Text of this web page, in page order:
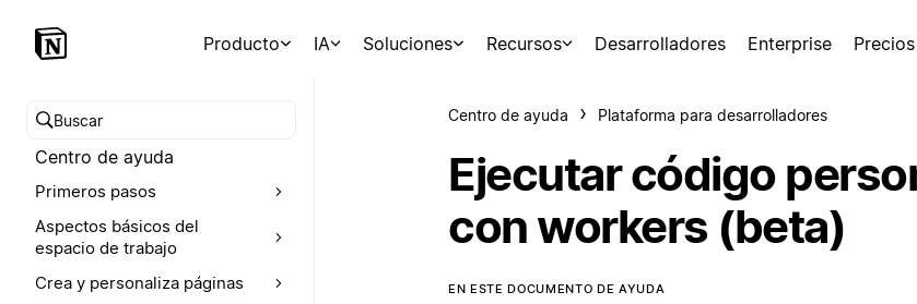
Producto IA Soluciones Recursos Desarrolladores Enterprise Precios
Buscar en el Centro de ayuda
Centro de ayuda
Primeros pasos
Aspectos básicos del
espacio de trabajo
Crea y personaliza páginas
Centro de ayuda Plataforma para desarrolladores
Ejecutar código
con workers (beta)
EN ESTE DOCUMENTO DE AYUDA